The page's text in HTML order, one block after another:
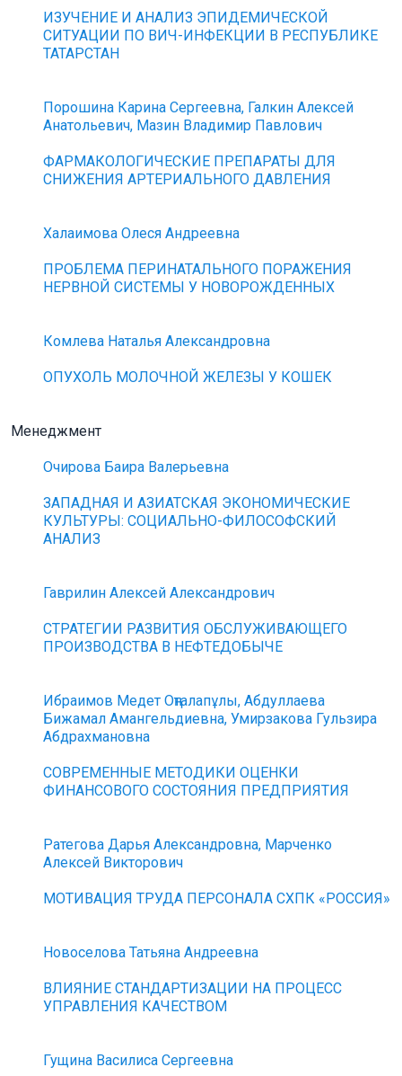
ИЗУЧЕНИЕ И АНАЛИЗ ЭПИДЕМИЧЕСКОЙ
СИТУАЦИИ ПО ВИЧ-ИНФЕКЦИИ В РЕСПУБЛИКЕ
ТАТАРСТАН
Порошина Карина Сергеевна, Галкин Алексей
Анатольевич, Мазин Владимир Павлович
ФАРМАКОЛОГИЧЕСКИЕ ПРЕПАРАТЫ ДЛЯ
СНИЖЕНИЯ АРТЕРИАЛЬНОГО ДАВЛЕНИЯ
Халаимова Олеся Андреевна
ПРОБЛЕМА ПЕРИНАТАЛЬНОГО ПОРАЖЕНИЯ
НЕРВНОЙ СИСТЕМЫ У НОВОРОЖДЕННЫХ
Комлева Наталья Александровна
ОПУХОЛЬ МОЛОЧНОЙ ЖЕЛЕЗЫ У КОШЕК
Менеджмент
Очирова Баира Валерьевна
ЗАПАДНАЯ И АЗИАТСКАЯ ЭКОНОМИЧЕСКИЕ
КУЛЬТУРЫ: СОЦИАЛЬНО-ФИЛОСОФСКИЙ
АНАЛИЗ
Гаврилин Алексей Александрович
СТРАТЕГИИ РАЗВИТИЯ ОБСЛУЖИВАЮЩЕГО
ПРОИЗВОДСТВА В НЕФТЕДОБЫЧЕ
Ибраимов Медет Оңталапұлы, Абдуллаева
Бижамал Амангельдиевна, Умирзакова Гульзира
Абдрахмановна
СОВРЕМЕННЫЕ МЕТОДИКИ ОЦЕНКИ
ФИНАНСОВОГО СОСТОЯНИЯ ПРЕДПРИЯТИЯ
Ратегова Дарья Александровна, Марченко
Алексей Викторович
МОТИВАЦИЯ ТРУДА ПЕРСОНАЛА СХПК «РОССИЯ»
Новоселова Татьяна Андреевна
ВЛИЯНИЕ СТАНДАРТИЗАЦИИ НА ПРОЦЕСС
УПРАВЛЕНИЯ КАЧЕСТВОМ
Гущина Василиса Сергеевна